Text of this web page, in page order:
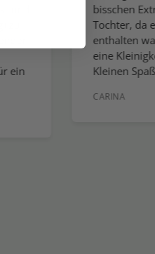
bisschen Extra-
Tochter, da ein
enthalten war
eine Kleinigkeit,
Kleinen Spaß
CARINA